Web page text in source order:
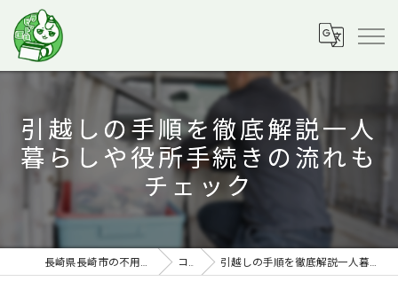
引越しの手順を徹底解説一人
暮らしや役所手続きの流れも
チェック
長崎県長崎市の不用品回収ならラビット運送 コラム 引越しの手順を徹底解説一人暮らしや役所手続きの流れもチェック